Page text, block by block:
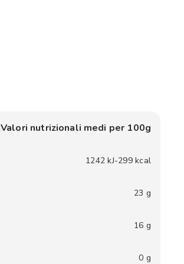
Valori nutrizionali medi per 100g
1242 kJ-299 kcal
23 g
16 g
0 g